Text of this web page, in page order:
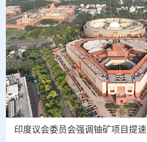
印度议会委员会强调铀矿项目提